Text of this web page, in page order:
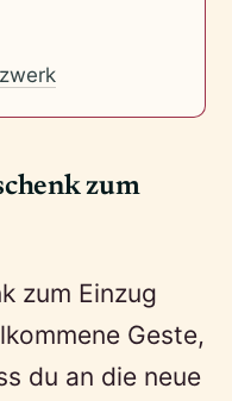
zum
zum Einzug
Geste,
du an die neue